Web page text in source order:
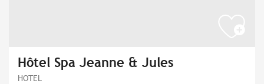
Hôtel Spa Jeanne & Jules
HOTEL